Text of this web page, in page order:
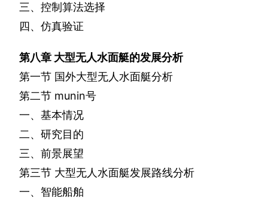
三、控制算法选择
四、仿真验证
第八章 大型无人水面艇的发展分析
第一节 国外大型无人水面艇分析
第二节 munin号
一、基本情况
二、研究目的
三、前景展望
第三节 大型无人水面艇发展路线分析
一、智能船舶